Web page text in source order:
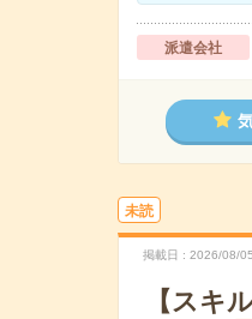
派遣会社
未読
掲載日 2026/08/05
【スキ